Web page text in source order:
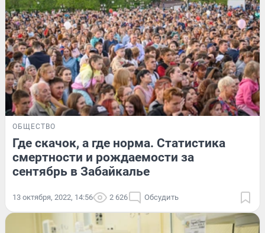
ОБЩЕСТВО
Где скачок, а где норма. Статистика
смертности и рождаемости за
сентябрь в Забайкалье
13 октября, 2022, 14:56 2 626 Обсудить